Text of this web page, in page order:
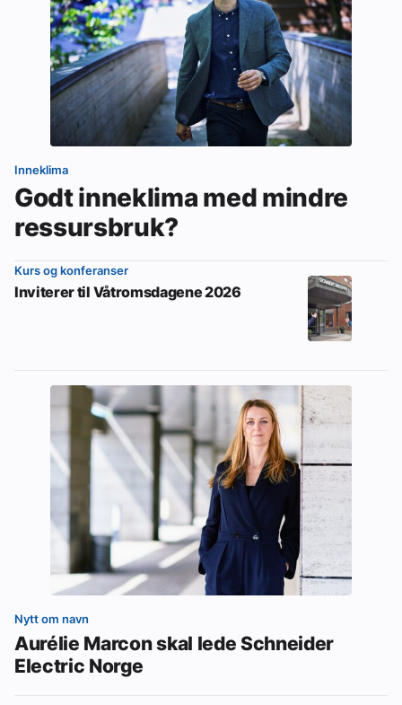
Inneklima
Godt inneklima med mindre
ressursbruk?
Kurs og konferanser
Inviterer til Våtromsdagene 2026
Nytt om navn
Aurélie Marcon skal lede Schneider
Electric Norge